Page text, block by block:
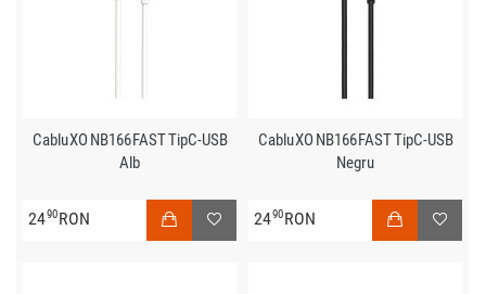
Cablu XO NB166 FAST TipC-USB
Alb
2490RON
Cablu XO NB166 FAST TipC-USB
Negru
2490RON